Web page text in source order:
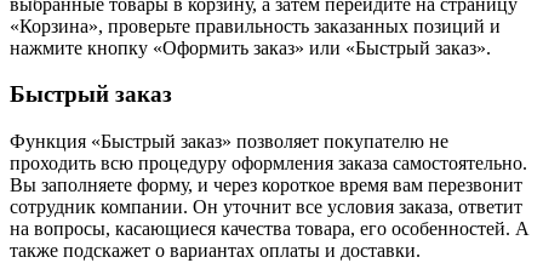
«Корзина», проверьте правильность заказанных позиций и
нажмите кнопку «Оформить заказ» или «Быстрый заказ».
Быстрый заказ
Функция «Быстрый заказ» позволяет покупателю не
проходить всю процедуру оформления заказа самостоятельно.
Вы заполняете форму, и через короткое время вам перезвонит
сотрудник компании. Он уточнит все условия заказа, ответит
на вопросы, касающиеся качества товара, его особенностей. А
также подскажет о вариантах оплаты и доставки.